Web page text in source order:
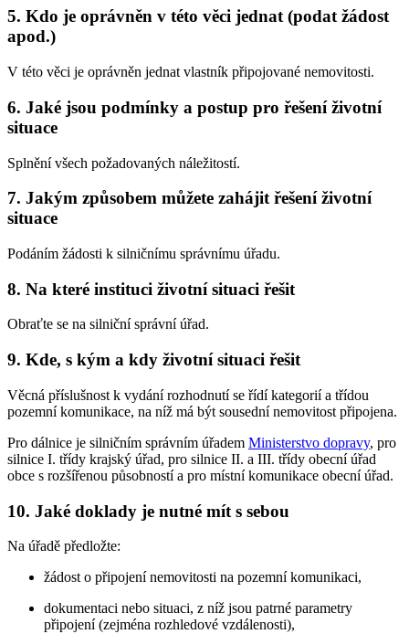
5. Kdo je oprávněn v této věci jednat (podat žádost
apod.)
V této věci je oprávněn jednat vlastník připojované nemovitosti.
6. Jaké jsou podmínky a postup pro řešení životní
situace
Splnění všech požadovaných náležitostí.
7. Jakým způsobem můžete zahájit řešení životní
situace
Podáním žádosti k silničnímu správnímu úřadu.
8. Na které instituci životní situaci řešit
Obraťte se na silniční správní úřad.
9. Kde, s kým a kdy životní situaci řešit
Věcná příslušnost k vydání rozhodnutí se řídí kategorií a třídou
pozemní komunikace, na níž má být sousední nemovitost připojena.
Pro dálnice je silničním správním úřadem Ministerstvo dopravy, pro
silnice I. třídy krajský úřad, pro silnice II. a III. třídy obecní úřad
obce s rozšířenou působností a pro místní komunikace obecní úřad.
10. Jaké doklady je nutné mít s sebou
Na úřadě předložte:
žádost o připojení nemovitosti na pozemní komunikaci,
dokumentaci nebo situaci, z níž jsou patrné parametry
připojení (zejména rozhledové vzdálenosti),